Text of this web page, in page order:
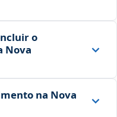
o
Nova
na Nova